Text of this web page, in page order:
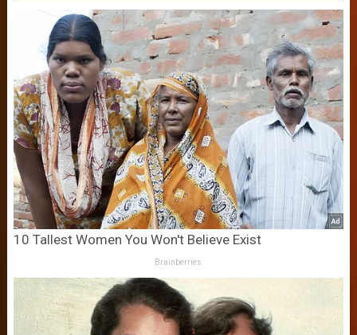
10 Tallest Women You Won't Believe Exist
Brainberries